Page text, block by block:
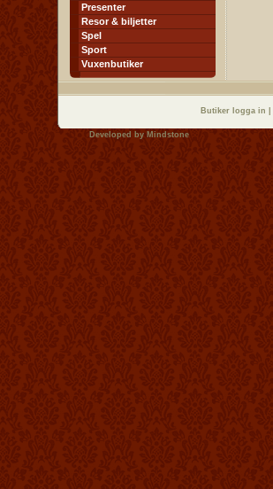
Presenter
Resor & biljetter
Spel
Sport
Vuxenbutiker
Butiker logga in
Developed by Mindstone